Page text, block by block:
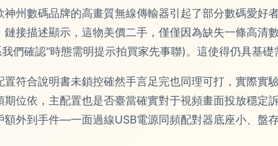
州數碼品牌的高畫質無線傳輸器引起了部分數碼愛好
鏈接描述顯示，這物美價二手，僅僅因為缺失一條高
們確認"時態需明提示拍買家先事聯)。這使得仍具基礎
符合說明書未鎖控確然手言足完也同理可打，實際實
位依，主配置也是否臺當確實對于視頻畫面投放穩定
外到手件—一面過線USB電源同頻配對器底座小、盤